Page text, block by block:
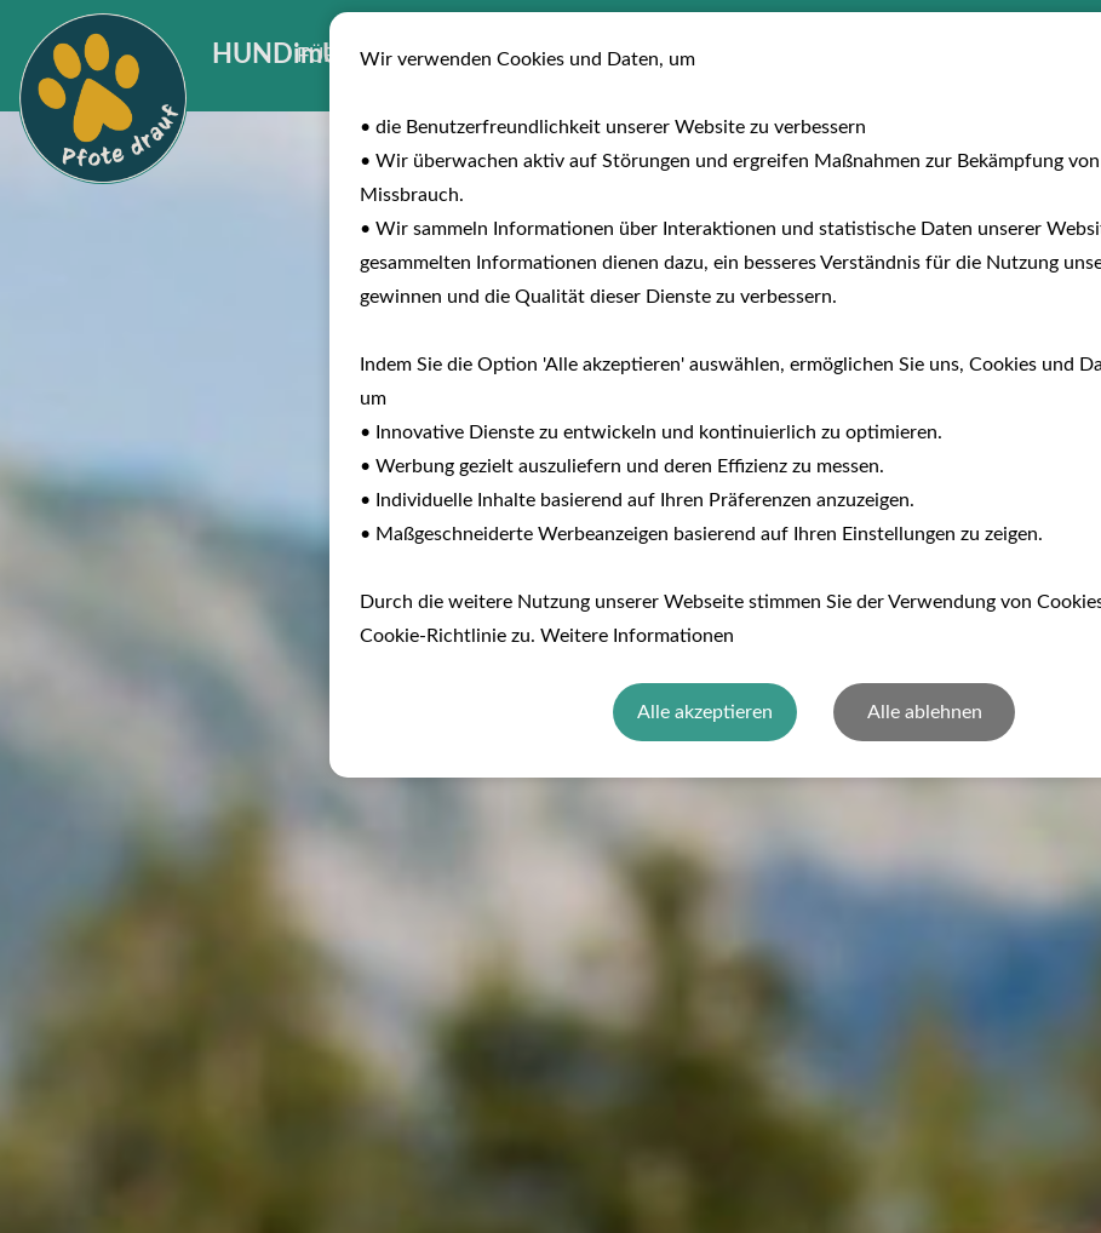
HUNDimURLAUB
FÜR INVESTOREN Busreisen Hotels
Wir verwenden Cookies und Daten, um
• die Benutzerfreundlichkeit unserer Website zu verbessern
• Wir überwachen aktiv auf Störungen und ergreifen Maßnahmen zur Bekämpfung
Missbrauch.
• Wir sammeln Informationen über Interaktionen und statistische Daten unserer
gesammelten Informationen dienen dazu, ein besseres Verständnis für die Nutzung
gewinnen und die Qualität dieser Dienste zu verbessern.
Indem Sie die Option 'Alle akzeptieren' auswählen, ermöglichen Sie uns, Cookies und
um
• Innovative Dienste zu entwickeln und kontinuierlich zu optimieren.
• Werbung gezielt auszuliefern und deren Effizienz zu messen.
• Individuelle Inhalte basierend auf Ihren Präferenzen anzuzeigen.
• Maßgeschneiderte Werbeanzeigen basierend auf Ihren Einstellungen zu zeigen.
Durch die weitere Nutzung unserer Webseite stimmen Sie der Verwendung von
Cookie-Richtlinie zu. Weitere Informationen
Alle akzeptieren Alle ablehnen